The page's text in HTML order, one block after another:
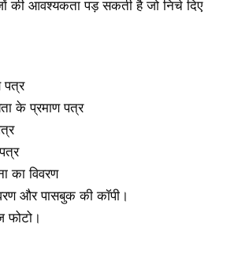
की आवश्यकता पड़ सकती है जो निचे दिए
पत्र
के प्रमाण पत्र
का विवरण
और पासबुक की कॉपी।
फोटो।